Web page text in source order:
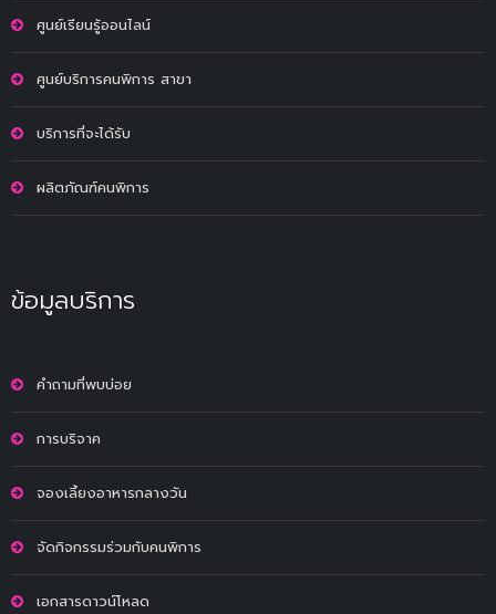
ศูนย์เรียนรู้ออนไลน์
ศูนย์บริการคนพิการ สาขา
บริการที่จะได้รับ
ผลิตภัณฑ์คนพิการ
ข้อมูลบริการ
คำถามที่พบบ่อย
การบริจาค
จองเลี้ยงอาหารกลางวัน
จัดกิจกรรมร่วมกับคนพิการ
เอกสารดาวน์โหลด